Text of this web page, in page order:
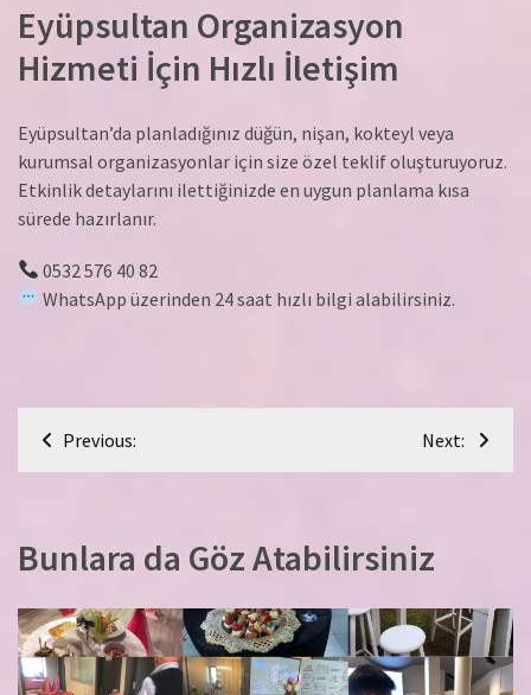
Eyüpsultan Organizasyon
Hizmeti İçin Hızlı İletişim
Eyüpsultan’da planladığınız düğün, nişan, kokteyl veya
kurumsal organizasyonlar için size özel teklif oluşturuyoruz.
Etkinlik detaylarını ilettiğinizde en uygun planlama kısa
sürede hazırlanır.
0532 576 40 82
WhatsApp üzerinden 24 saat hızlı bilgi alabilirsiniz.
Yazı
gezinmesi
Previous: Next:
Bunlara da Göz Atabilirsiniz